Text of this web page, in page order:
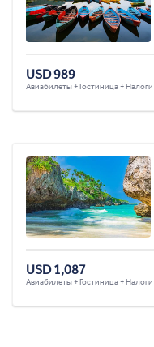
USD 989
Авиабилеты + Гостиница +
USD 1,087
Авиабилеты + Гостиница +